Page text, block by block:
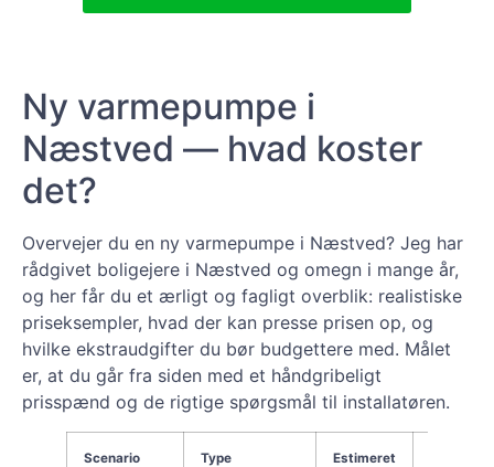
Ny varmepumpe i
Næstved — hvad koster
det?
Overvejer du en ny varmepumpe i Næstved? Jeg har
rådgivet boligejere i Næstved og omegn i mange år,
og her får du et ærligt og fagligt overblik: realistiske
priseksempler, hvad der kan presse prisen op, og
hvilke ekstraudgifter du bør budgettere med. Målet
er, at du går fra siden med et håndgribeligt
prisspænd og de rigtige spørgsmål til installatøren.
Scenario
Type
Estimeret